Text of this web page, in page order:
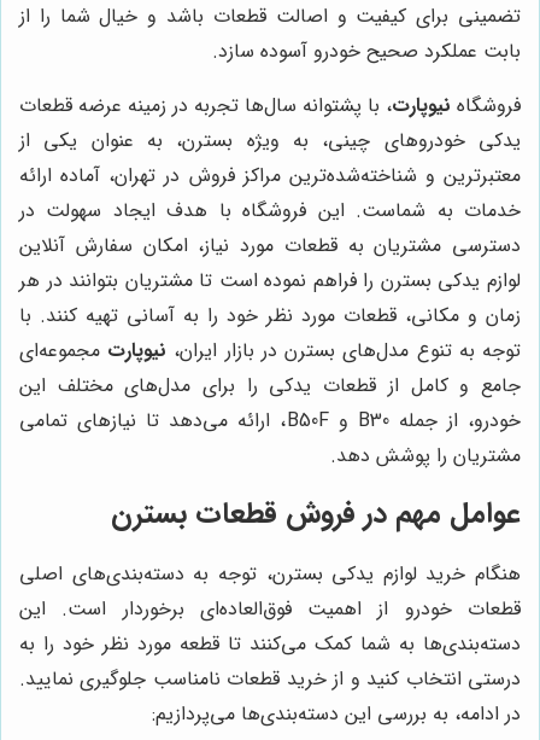
تضمینی برای کیفیت و اصالت قطعات باشد و خیال شما را از
بابت عملکرد صحیح خودرو آسوده سازد.
فروشگاه نیوپارت، با پشتوانه سال‌ها تجربه در زمینه عرضه قطعات
یدکی خودروهای چینی، به ویژه بسترن، به عنوان یکی از
معتبرترین و شناخته‌شده‌ترین مراکز فروش در تهران، آماده ارائه
خدمات به شماست. این فروشگاه با هدف ایجاد سهولت در
دسترسی مشتریان به قطعات مورد نیاز، امکان سفارش آنلاین
لوازم یدکی بسترن را فراهم نموده است تا مشتریان بتوانند در هر
زمان و مکانی، قطعات مورد نظر خود را به آسانی تهیه کنند. با
توجه به تنوع مدل‌های بسترن در بازار ایران، نیوپارت مجموعه‌ای
جامع و کامل از قطعات یدکی را برای مدل‌های مختلف این
خودرو، از جمله B30 و B50F، ارائه می‌دهد تا نیازهای تمامی
مشتریان را پوشش دهد.
عوامل مهم در فروش قطعات بسترن
هنگام خرید لوازم یدکی بسترن، توجه به دسته‌بندی‌های اصلی
قطعات خودرو از اهمیت فوق‌العاده‌ای برخوردار است. این
دسته‌بندی‌ها به شما کمک می‌کنند تا قطعه مورد نظر خود را به
درستی انتخاب کنید و از خرید قطعات نامناسب جلوگیری نمایید.
در ادامه، به بررسی این دسته‌بندی‌ها می‌پردازیم: